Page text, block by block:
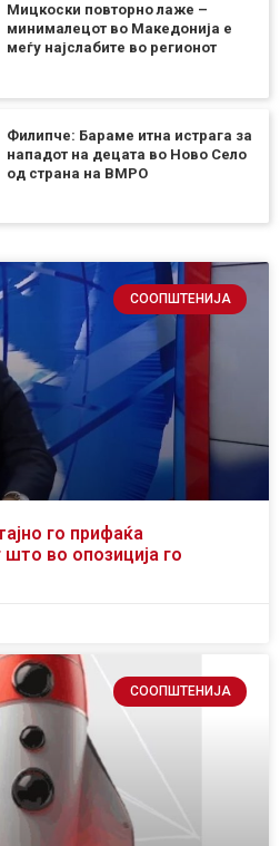
Мицкоски повторно лаже –
минималецот во Македонија е
меѓу најслабите во регионот
Филипче: Бараме итна истрага за
нападот на децата во Ново Село
од страна на ВМРО
СООПШТЕНИЈА
го прифаќа
во опозиција го
СООПШТЕНИЈА